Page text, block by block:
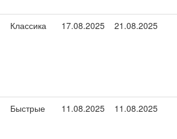
Классика 17.08.2025 21.08.2025
Быстрые 11.08.2025 11.08.2025